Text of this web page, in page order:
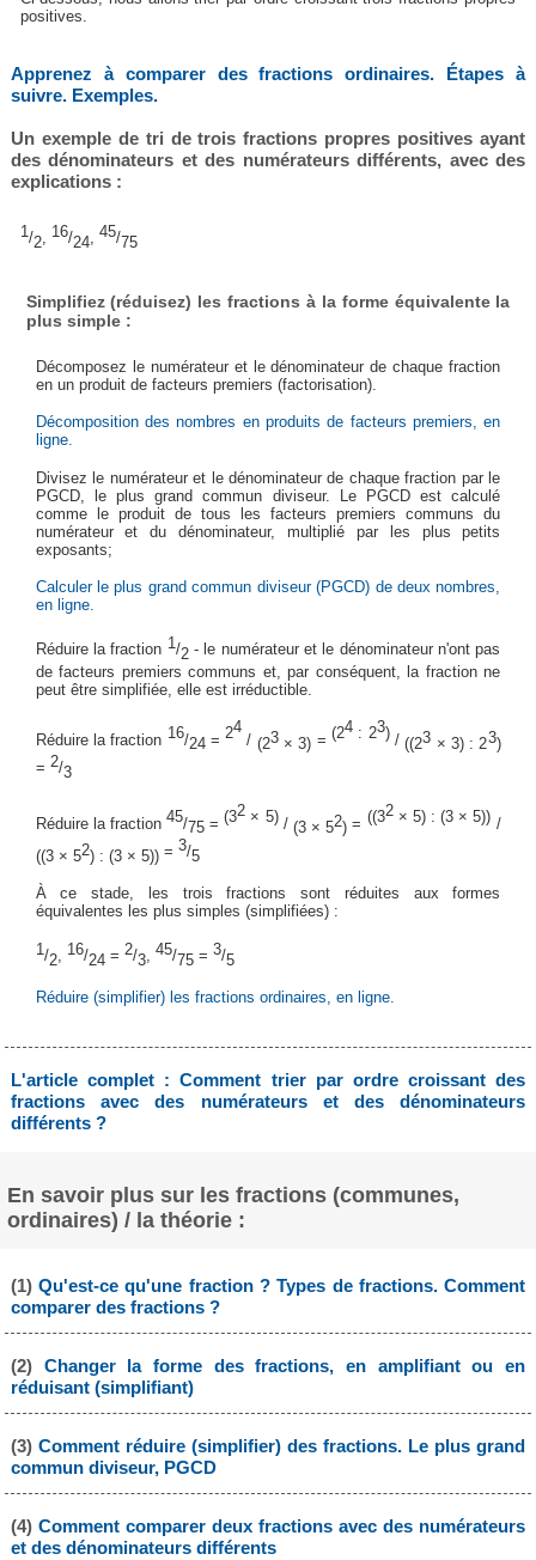
positives.
Apprenez à comparer des fractions ordinaires. Étapes à
suivre. Exemples.
Un exemple de tri de trois fractions propres positives ayant
des dénominateurs et des numérateurs différents, avec des
explications :
1/2
16/24 ,45/75
Simplifiez (réduisez) les fractions à la forme équivalente la
plus simple :
Décomposez le numérateur et le dénominateur de chaque fraction
en un produit de facteurs premiers (factorisation).
Décomposition des nombres en produits de facteurs premiers, en
ligne.
Divisez le numérateur et le dénominateur de chaque fraction par le
PGCD, le plus grand commun diviseur. Le PGCD est calculé
comme le produit de tous les facteurs premiers communs du
numérateur et du dénominateur, multiplié par les plus petits
exposants;
Calculer le plus grand commun diviseur (PGCD) de deux nombres,
en ligne.
Réduire la fraction 1/2- le numérateur et le dénominateur n'ont pas
de facteurs premiers communs et, par conséquent, la fraction ne
peut être simplifiée, elle est irréductible.
Réduire la fraction 16/24 =24
/ (23× 3) =(24 : 23)/((23 × 3) : 23)
= 2/3
Réduire la fraction45/75 =(32 × 5)/ (3 × 52) = ((32× 5) : (3 × 5)) /
((3 × 52) : (3 × 5))= 3/5
À ce stade, les trois fractions sont réduites aux formes
équivalentes les plus simples (simplifiées) :
1/2, 16/24 = 2/3, 45/75= 3/5
Réduire (simplifier) les fractions ordinaires, en ligne.
L'article complet : Comment trier par ordre croissant des
fractions avec des numérateurs et des dénominateurs
différents ?
En savoir plus sur les fractions (communes,
ordinaires) / la théorie :
(1)Qu'est-ce qu'une fraction ? Types de fractions. Comment
comparer des fractions ?
(2) Changer la forme des fractions, en amplifiant ou en
réduisant (simplifiant)
(3) Comment réduire (simplifier) des fractions. Le plus grand
commun diviseur, PGCD
(4) Comment comparer deux fractions avec des numérateurs
et des dénominateurs différents